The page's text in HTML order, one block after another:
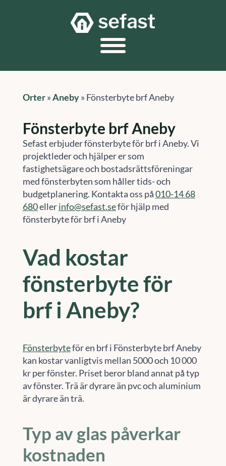
Orter»Aneby» Fönsterbyte brf Aneby
Fönsterbyte brf Aneby
Sefast erbjuder fönsterbyte för brf i Aneby. Vi
projektleder och hjälper er som
fastighetsägare och bostadsrättsföreningar
med fönsterbyten som håller tids- och
budgetplanering. Kontakta oss på010-14 68
680ellerinfo@sefast.seför hjälp med
fönsterbyte för brf i Aneby
Vad kostar
fönsterbyte för
brf i Aneby?
Fönsterbyteför en brf i Fönsterbyte brf Aneby
kan kostar vanligtvis mellan 5000 och 10 000
kr per fönster. Priset beror bland annat på typ
av fönster. Trä är dyrare än pvc och aluminium
är dyrare än trä.
Typ av glas påverkar
kostnaden